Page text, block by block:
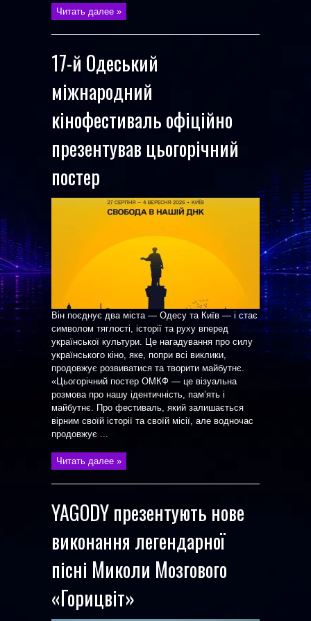
Читать далее »
17-й Одеський
міжнародний
кінофестиваль офіційно
презентував цьогорічний
постер
Він поєднує два міста — Одесу та Київ — і стає
символом тяглості, історії та руху вперед
української культури. Це нагадування про силу
українського кіно, яке, попри всі виклики,
продовжує розвиватися та творити майбутнє.
«Цьогорічний постер ОМКФ — це візуальна
розмова про нашу ідентичність, пам’ять і
майбутнє. Про фестиваль, який залишається
вірним своїй історії та своїй місії, але водночас
продовжує ...
Читать далее »
YAGODY презентують нове
виконання легендарної
пісні Миколи Мозгового
«Горицвіт»